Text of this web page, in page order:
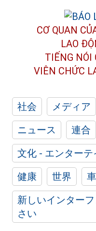
CƠ QUAN
LAO
TIẾNG NÓI
VIÊN CHỨC
社会 メディア
ニュース
連合
文化 - エンターテ
健康
世界
新しいインター
さい